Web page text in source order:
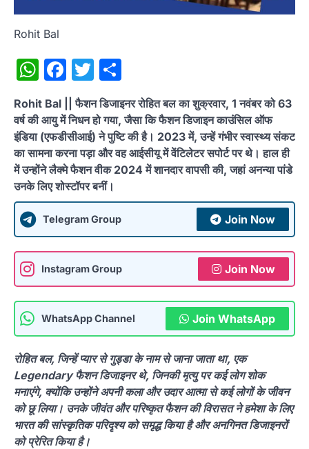
Rohit Bal
WhatsApp
Facebook
Twitter
Rohit Bal || फैशन डिजाइनर रोहित बल का शुक्रवार, 1 नवंबर को 63
वर्ष की आयु में निधन हो गया, जैसा कि फैशन डिजाइन काउंसिल ऑफ
इंडिया (एफडीसीआई) ने पुष्टि की है। 2023 में, उन्हें गंभीर स्वास्थ्य संकट
का सामना करना पड़ा और वह आईसीयू में वेंटिलेटर सपोर्ट पर थे। हाल ही
में उन्होंने लैक्मे फैशन वीक 2024 में शानदार वापसी की, जहां अनन्या पांडे
उनके लिए शोस्टॉपर बनीं।
Telegram Group Join Now
Instagram Group Join Now
WhatsApp Channel Join WhatsApp
रोहित बल, जिन्हें प्यार से गुड्डा के नाम से जाना जाता था, एक
Legendary फैशन डिजाइनर थे, जिनकी मृत्यु पर कई लोग शोक
मनाएंगे, क्योंकि उन्होंने अपनी कला और उदार आत्मा से कई लोगों के जीवन
को छू लिया। उनके जीवंत और परिष्कृत फैशन की विरासत ने हमेशा के लिए
भारत की सांस्कृतिक परिदृश्य को समृद्ध किया है और अनगिनत डिजाइनरों
को प्रेरित किया है।